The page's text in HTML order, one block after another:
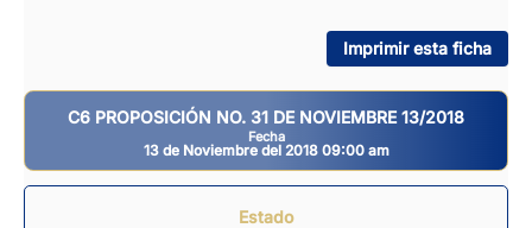
Imprimir esta ficha
C6 PROPOSICIÓN NO. 31 DE NOVIEMBRE 13/2018
Fecha
13 de Noviembre del 2018 09:00 am
Estado